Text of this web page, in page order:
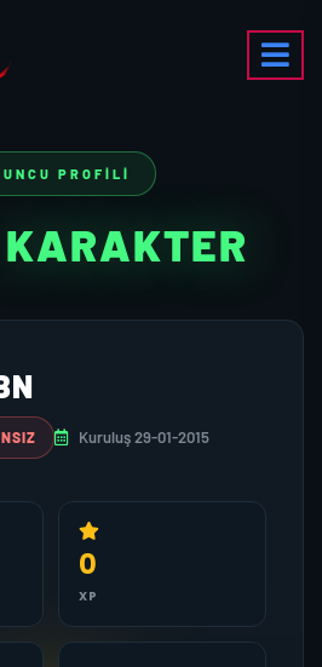
PROFILI
KARAKTER
Kuruluş 29-01-2015
0
XP